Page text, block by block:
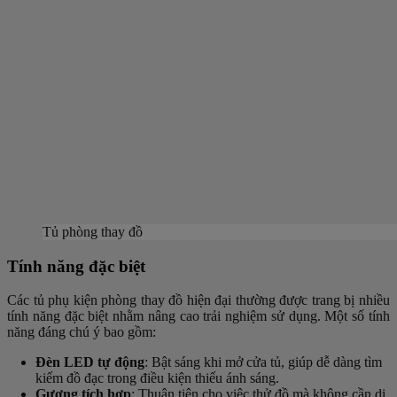
Tủ phòng thay đồ
Tính năng đặc biệt
Các tủ phụ kiện phòng thay đồ hiện đại thường được trang bị nhiều
tính năng đặc biệt nhằm nâng cao trải nghiệm sử dụng. Một số tính
năng đáng chú ý bao gồm:
Đèn LED tự động: Bật sáng khi mở cửa tủ, giúp dễ dàng tìm
kiếm đồ đạc trong điều kiện thiếu ánh sáng.